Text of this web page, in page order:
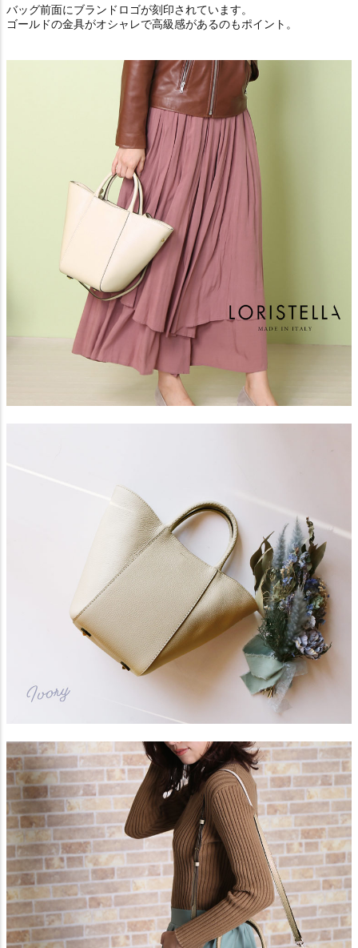
バッグ前面にブランドロゴが刻印されています。
ゴールドの金具がオシャレで高級感があるのもポイント。